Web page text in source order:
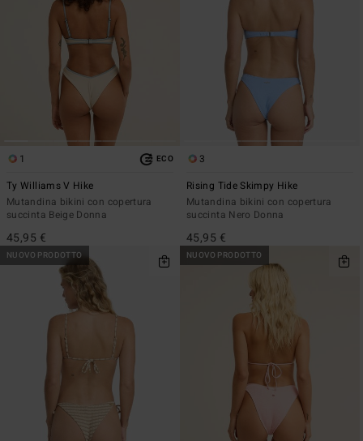
1 ECO
Ty Williams V Hike
Mutandina bikini con copertura
succinta Beige Donna
45,95 €
3
Rising Tide Skimpy Hike
Mutandina bikini con copertura
succinta Nero Donna
45,95 €
NUOVO PRODOTTO NUOVO PRODOTTO